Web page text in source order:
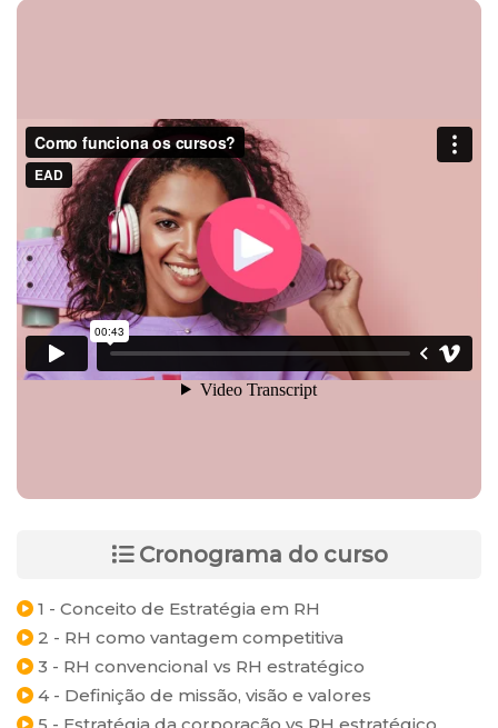
Cronograma do curso
1 - Conceito de Estratégia em RH
2 - RH como vantagem competitiva
3 - RH convencional vs RH estratégico
4 - Definição de missão, visão e valores